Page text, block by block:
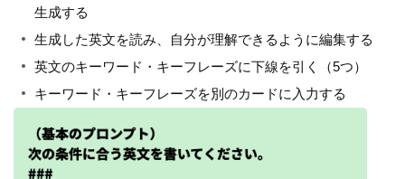
生成する
生成した英文を読み、自分が理解できるように編集する
英文のキーワード・キーフレーズに下線を引く（5つ）
キーワード・キーフレーズを別のカードに入力する